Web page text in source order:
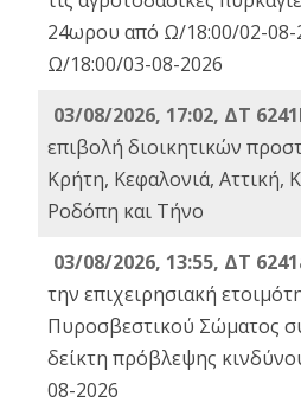
24ωρου από Ω/18:00/02-08-
Ω/18:00/03-08-2026
03/08/2026, 17:02, ΔΤ
επιβολή διοικητικών
Κρήτη, Κεφαλονιά, Αττική,
Ροδόπη και Τήνο
03/08/2026, 13:55, ΔΤ
την επιχειρησιακή
Πυροσβεστικού Σώματος
δείκτη πρόβλεψης
08-2026